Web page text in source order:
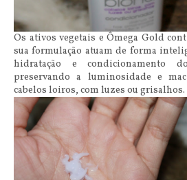
Os ativos vegetais e Ômega Gold
sua formulação atuam de forma
hidratação e condicionamento
preservando a luminosidade e
cabelos loiros, com luzes ou grisalhos.